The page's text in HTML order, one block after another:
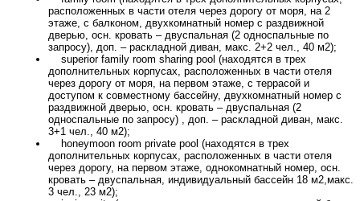
расположенных в части отеля через дорогу от моря, на 2
этаже, с балконом, двухкомнатный номер с раздвижной
дверью, осн. кровать – двуспальная (2 односпальные по
запросу), доп. – раскладной диван, макс. 2+2 чел., 40 м2);
superior family room sharing pool (находятся в трех
дополнительных корпусах, расположенных в части отеля
через дорогу от моря, на первом этаже, с террасой и
доступом к совместному бассейну, двухкомнатный номер с
раздвижной дверью, осн. кровать – двуспальная (2
односпальные по запросу) , доп. – раскладной диван, макс.
3+1 чел., 40 м2);
honeymoon room private pool (находятся в трех
дополнительных корпусах, расположенных в части отеля
через дорогу, на первом этаже, однокомнатный номер, осн.
кровать – двуспальная, индивидуальный бассейн 18 м2,макс.
3 чел., 23 м2);